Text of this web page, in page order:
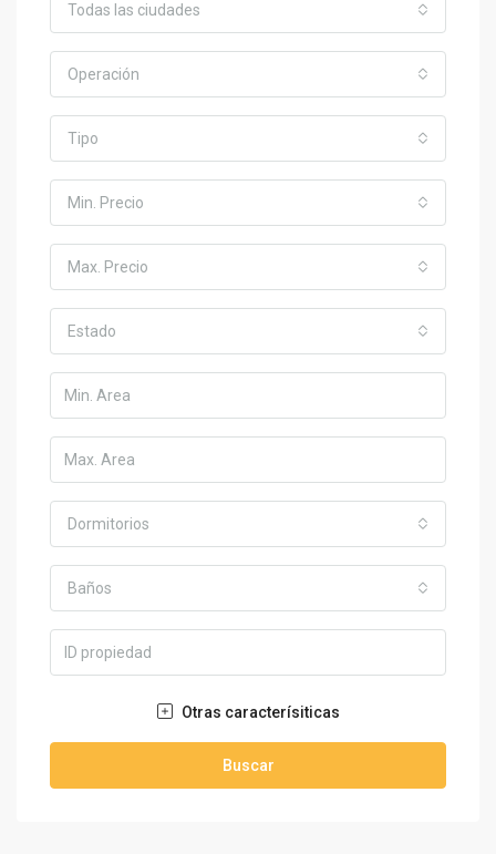
Todas las ciudades
Operación
Tipo
Min. Precio
Max. Precio
Estado
Dormitorios
Baños
Otras caracterísiticas
Buscar